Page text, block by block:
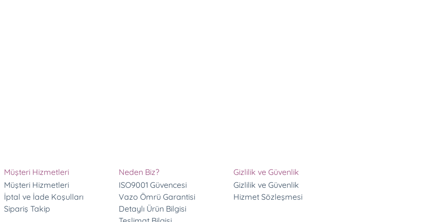
görüldüğü gibiydi, zamanında da yetiştirildi, teşekkür ederim.
Müşteri Hizmetleri
Müşteri Hizmetleri
İptal ve İade Koşulları
Sipariş Takip
Neden Biz?
ISO9001 Güvencesi
Vazo Ömrü Garantisi
Detaylı Ürün Bilgisi
Gizlilik ve Güvenlik
Gizlilik ve Güvenlik
Hizmet Sözleşmesi